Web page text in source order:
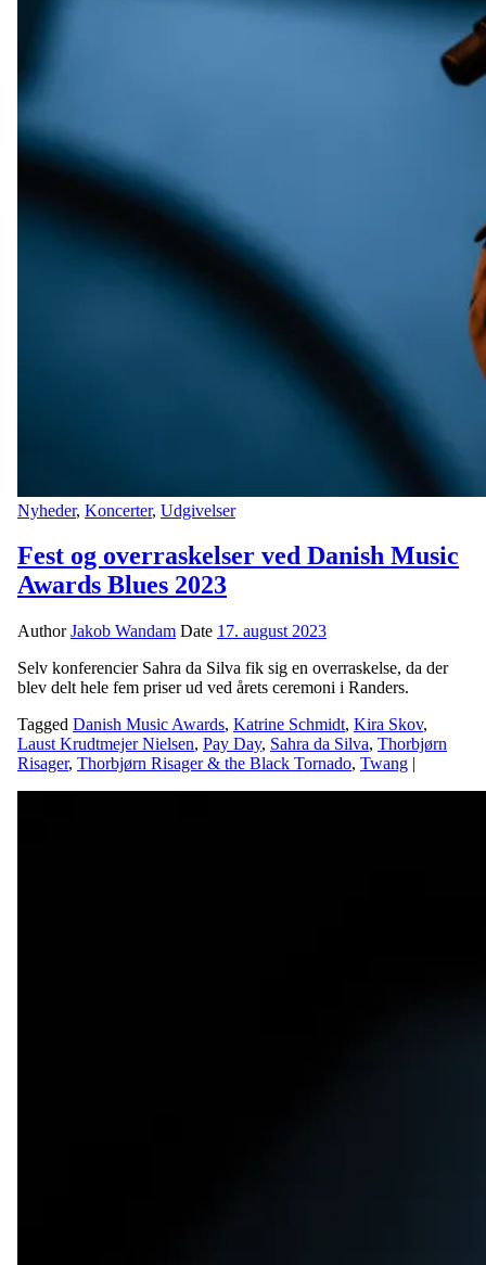
Nyheder, Koncerter, Udgivelser
Fest og overraskelser ved Danish Music
Awards Blues 2023
AuthorJakob Wandam Date 17. august 2023
Selv konferencier Sahra da Silva fik sig en overraskelse, da der
blev delt hele fem priser ud ved årets ceremoni i Randers.
Tagged Danish Music Awards, Katrine Schmidt, Kira Skov,
Laust Krudtmejer Nielsen, Pay Day, Sahra da Silva, Thorbjørn
Risager, Thorbjørn Risager & the Black Tornado, Twang |